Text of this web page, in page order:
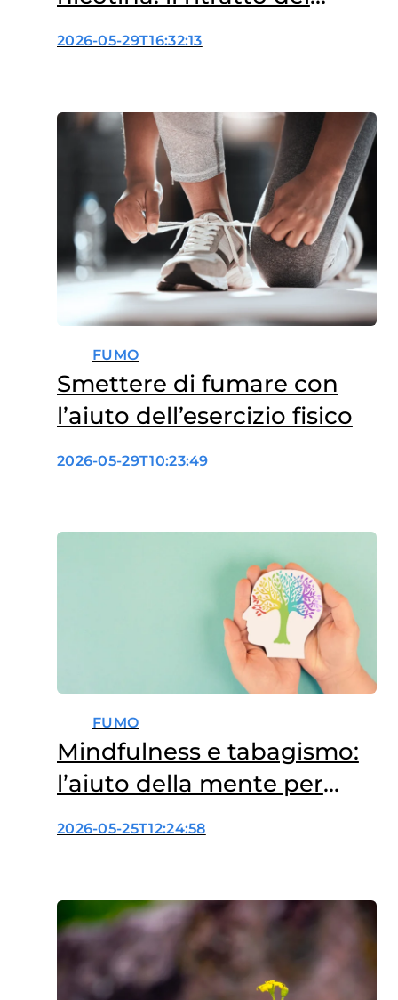
nuovi consumi
2026-05-29T16:32:13
FUMO
Smettere di fumare con
l’aiuto dell’esercizio fisico
2026-05-29T10:23:49
FUMO
Mindfulness e tabagismo:
l’aiuto della mente per
smettere di fumare
2026-05-25T12:24:58